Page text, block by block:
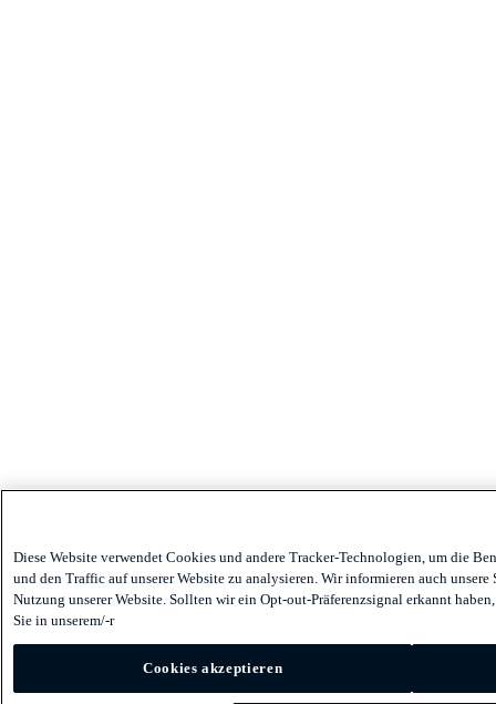
Diese Website verwendet Cookies und andere Tracker-Technologien, um die
und den Traffic auf unserer Website zu analysieren. Wir informieren auch
Nutzung unserer Website. Sollten wir ein Opt-out-Präferenzsignal erkannt
Sie in unserem/-r
Cookies akzeptieren